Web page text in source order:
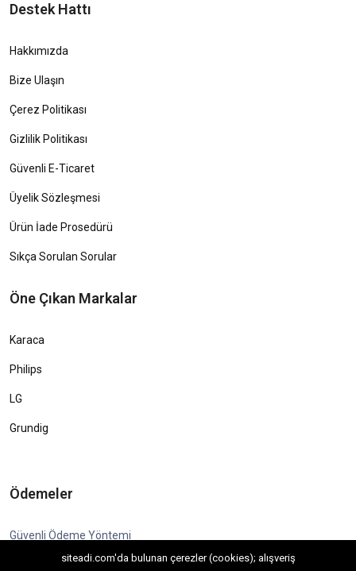
Destek Hattı
Hakkımızda
Bize Ulaşın
Çerez Politikası
Gizlilik Politikası
Güvenli E-Ticaret
Üyelik Sözleşmesi
Ürün İade Prosedürü
Sıkça Sorulan Sorular
Öne Çıkan Markalar
Karaca
Philips
LG
Grundig
Ödemeler
Güvenli Ödeme Yöntemi
siteadi.com'da bulunan çerezler (cookies); alışveriş